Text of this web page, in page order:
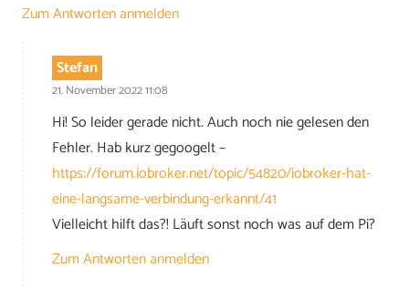
Zum Antworten anmelden
Stefan
21. November 2022 11:08
Hi! So leider gerade nicht. Auch noch nie gelesen den
Fehler. Hab kurz gegoogelt –
https://forum.iobroker.net/topic/54820/iobroker-hat-
eine-langsame-verbindung-erkannt/41
Vielleicht hilft das?! Läuft sonst noch was auf dem Pi?
Zum Antworten anmelden